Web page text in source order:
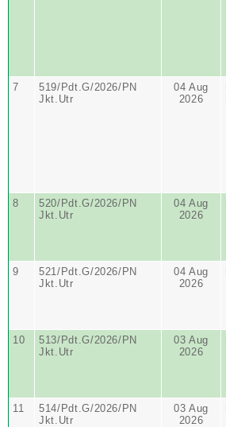
7
519/Pdt.G/2026/PN
Jkt.Utr
04 Aug
2026
8
520/Pdt.G/2026/PN
Jkt.Utr
04 Aug
2026
9
521/Pdt.G/2026/PN
Jkt.Utr
04 Aug
2026
10
513/Pdt.G/2026/PN
Jkt.Utr
03 Aug
2026
11
514/Pdt.G/2026/PN
Jkt.Utr
03 Aug
2026